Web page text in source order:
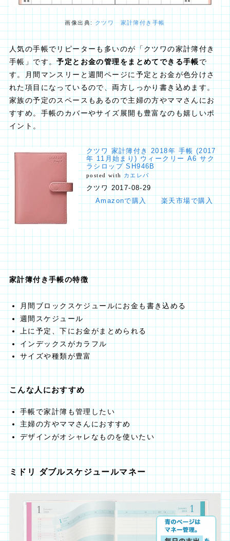
画像出典:クツワ 家計簿付き手帳
人気の手帳でリピーターも多いのが「クツワの家計簿付き
手帳」です。予定とお金の管理をまとめてできる手帳で
す。月間マンスリーと週間ページに予定とお金が色分けさ
れた項目になっているので、両方しっかり書き込めます。
家族の予定のスペースもあるので主婦の方やママさんにお
すすめ。手帳のカバーやサイズ展開も豊富なのも嬉しいポ
イント。
クツワ 家計簿付き 2018年 手帳 (2017
年 11月始まり) ウィークリー A6 サク
ラシロップ SH946B
posted with カエレバ
クツワ 2017-08-29
Amazonで購入
楽天市場で購入
家計簿付き手帳の特徴
月間ブロックスケジュールにお金も書き込める
週間スケジュール
上に予定、下にお金がまとめられる
インデックスがカラフル
サイズや種類が豊富
こんな人におすすめ
手帳で家計簿も管理したい
主婦の方やママさんにおすすめ
デザインがオシャレなものを使いたい
ミドリ ダブルスケジュールマネー